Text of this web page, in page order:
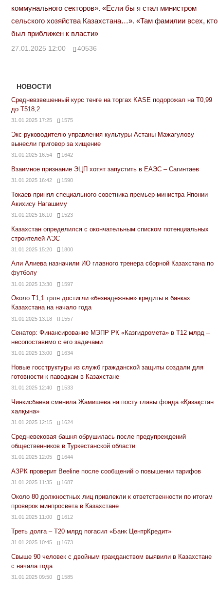
коммунального секторов». «Если бы я стал министром
сельского хозяйства Казахстана…». «Там фамилии всех, кто
был приближен к власти»
27.01.2025 12:00 40536
НОВОСТИ
Средневзвешенный курс тенге на торгах KASE подорожал на Т0,99
до Т518,2
31.01.2025 17:25 1575
Экс-руководителю управления культуры Астаны Мажагулову
вынесли приговор за хищение
31.01.2025 16:54 1642
Взаимное признание ЭЦП хотят запустить в ЕАЭС – Сагинтаев
31.01.2025 16:42 1590
Токаев принял специального советника премьер-министра Японии
Акихису Нагашиму
31.01.2025 16:10 1523
Казахстан определился с окончательным списком потенциальных
строителей АЭС
31.01.2025 15:20 1800
Али Алиева назначили ИО главного тренера сборной Казахстана по
футболу
31.01.2025 13:30 1597
Около Т1,1 трлн достигли «безнадежные» кредиты в банках
Казахстана на начало года
31.01.2025 13:18 1557
Сенатор: Финансирование МЭПР РК «Казгидромета» в Т12 млрд –
несопоставимо с его задачами
31.01.2025 13:00 1634
Новые госструктуры из служб гражданской защиты создали для
готовности к паводкам в Казахстане
31.01.2025 12:40 1533
Чинкисбаева сменила Жамишева на посту главы фонда «Қазақстан
халқына»
31.01.2025 12:15 1624
Средневековая башня обрушилась после предупреждений
общественников в Туркестанской области
31.01.2025 12:05 1644
АЗРК проверит Beeline после сообщений о повышении тарифов
31.01.2025 11:35 1687
Около 80 должностных лиц привлекли к ответственности по итогам
проверок минпросвета в Казахстане
31.01.2025 11:00 1612
Треть долга – Т20 млрд погасил «Банк ЦентрКредит»
31.01.2025 10:45 1673
Свыше 90 человек с двойным гражданством выявили в Казахстане
с начала года
31.01.2025 09:50 1585